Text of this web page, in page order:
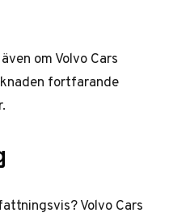
om Volvo Cars
fortfarande
Volvo Cars